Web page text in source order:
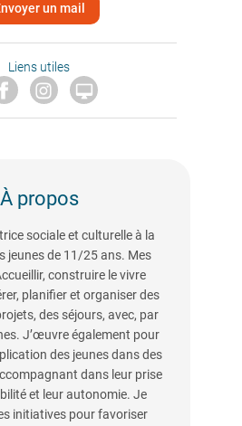
un mail
Liens utiles

À propos
sociale et culturelle à la
jeunes de 11/25 ans. Mes
construire le vivre
planifier et organiser des
des séjours, avec, par
J’œuvre également pour
des jeunes dans des
dans leur prise
et leur autonomie. Je
initiatives pour favoriser